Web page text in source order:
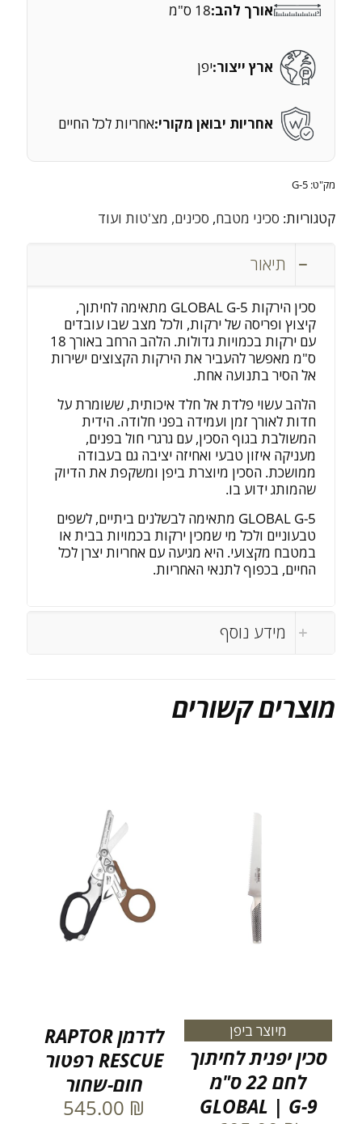
אורך להב:18 ס"מ
ארץ ייצור:יפן
אחריות יבואן מקורי:אחריות לכל החיים
מק"ט: G-5
קטגוריות: סכיני מטבח, סכינים, מצ'טות ועוד
תיאור
סכין הירקות GLOBAL G-5 מתאימה לחיתוך,
קיצוץ ופריסה של ירקות, ולכל מצב שבו עובדים
עם ירקות בכמויות גדולות. הלהב הרחב באורך 18
ס"מ מאפשר להעביר את הירקות הקצוצים ישירות
אל הסיר בתנועה אחת.
הלהב עשוי פלדת אל חלד איכותית, ששומרת על
חדות לאורך זמן ועמידה בפני חלודה. הידית
המשולבת בגוף הסכין, עם גרגרי חול בפנים,
מעניקה איזון טבעי ואחיזה יציבה גם בעבודה
ממושכת. הסכין מיוצרת ביפן ומשקפת את הדיוק
שהמותג ידוע בו.
GLOBAL G-5 מתאימה לבשלנים ביתיים, לשפים
טבעוניים ולכל מי שמכין ירקות בכמויות בבית או
במטבח מקצועי. היא מגיעה עם אחריות יצרן לכל
החיים, בכפוף לתנאי האחריות.
מידע נוסף
מוצרים קשורים
מיוצר ביפן
סכין יפנית לחיתוך
לחם 22 ס"מ
GLOBAL | G-9
לדרמן RAPTOR
RESCUE רפטור
חום-שחור
545.00 ₪